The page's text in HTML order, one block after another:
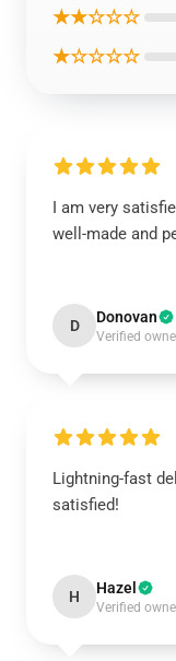
★★☆☆☆
★☆☆☆☆
I am very
well-made and
D Donovan
Verified
Lightning-fast
satisfied!
H Hazel
Verified